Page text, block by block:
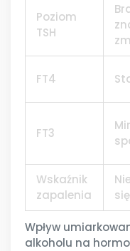
Wpływ
alkoholu na
Poziom
TSH
FT4
FT3
Wskaźnik
zapalenia
się